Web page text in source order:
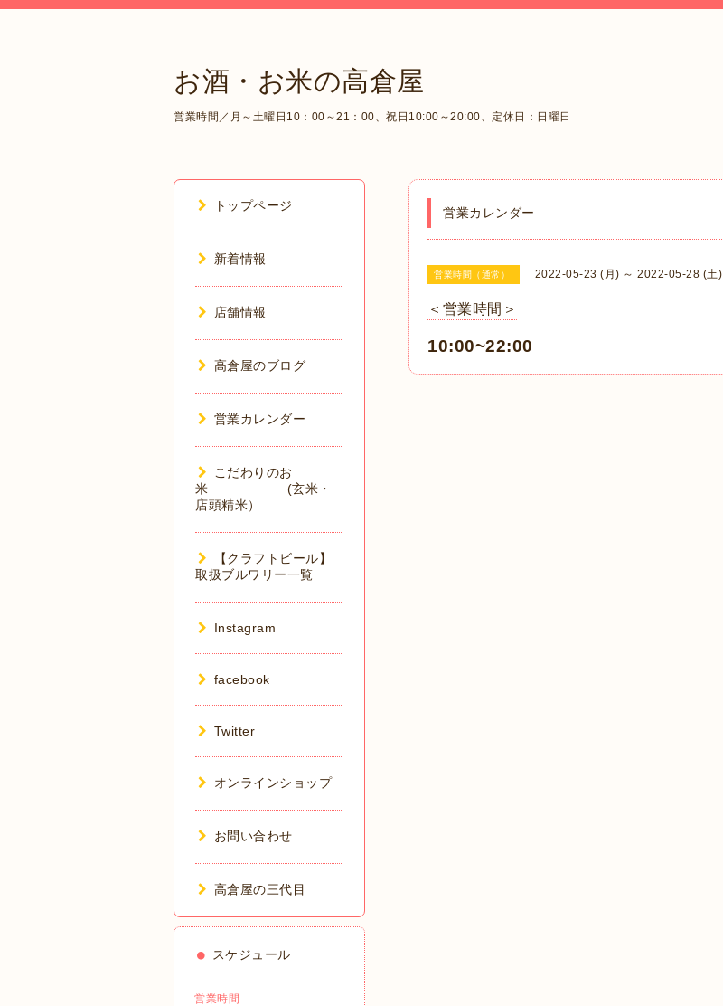
お酒・お米の高倉屋
営業時間／月～土曜日10：00～21：00、祝日10:00～20:00、定休日：日曜日
営業カレンダー
営業時間（通常） 2022-05-23 (月) ～ 2022-05-28 (土)
＜営業時間＞
10:00~22:00
トップページ
新着情報
店舗情報
高倉屋のブログ
営業カレンダー
こだわりのお
米 (玄米・
店頭精米）
【クラフトビール】
取扱ブルワリー一覧
Instagram
facebook
Twitter
オンラインショップ
お問い合わせ
高倉屋の三代目
スケジュール
営業時間